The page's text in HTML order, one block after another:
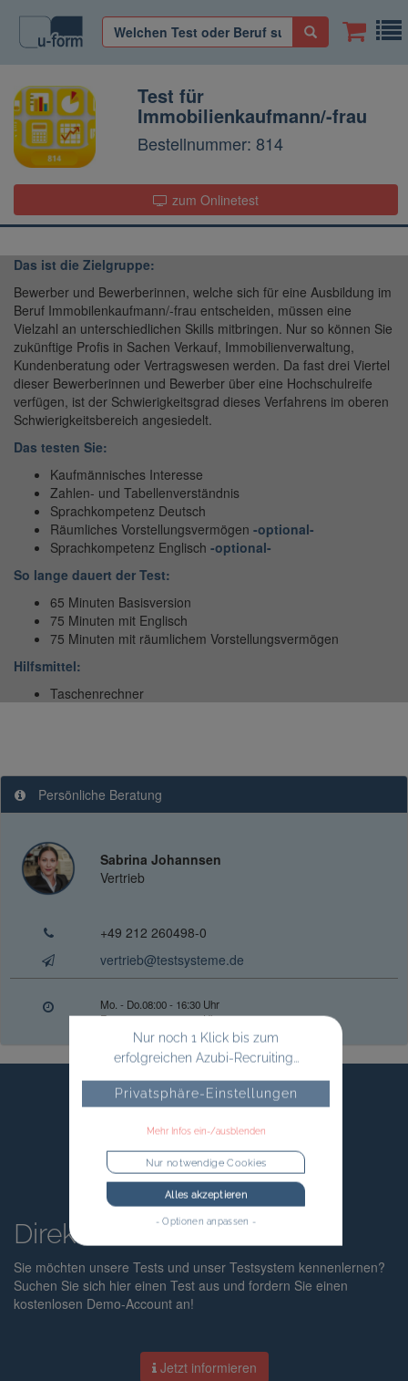
Test für
Immobilienkaufmann/-frau
Bestellnummer: 814
zum Onlinetest
Das ist die Zielgruppe:
Bewerber und Bewerberinnen, welche sich für eine Ausbildung im
Beruf Immobilenkaufmann/-frau entscheiden, müssen eine
Vielzahl an unterschiedlichen Skills mitbringen. Nur so können Sie
zukünftige Profis in Sachen Verkauf, Immobilienverwaltung,
Kundenberatung oder Vertragswesen werden. Da fast drei Viertel
dieser Bewerberinnen und Bewerber über eine Hochschulreife
verfügen, ist der Schwierigkeitsgrad dieses Verfahrens im oberen
Schwierigkeitsbereich angesiedelt.
Das testen Sie:
Kaufmännisches Interesse
Zahlen- und Tabellenverständnis
Sprachkompetenz Deutsch
Räumliches Vorstellungsvermögen -optional-
Sprachkompetenz Englisch -optional-
So lange dauert der Test:
65 Minuten Basisversion
75 Minuten mit Englisch
75 Minuten mit räumlichem Vorstellungsvermögen
Hilfsmittel:
Taschenrechner
Persönliche Beratung
Sabrina Johannsen
Vertrieb
+49 212 260498-0
vertrieb@testsysteme.de
Mo. - Do.08:00 - 16:30 Uhr
Fr.
08:00 - 14:00 Uhr
Direkt das Testen testen?
Sie möchten unsere Tests und unser Testsystem kennenlernen?
Suchen Sie sich hier einen Test aus und fordern Sie einen
kostenlosen Demo-Account an!
Jetzt informieren
Nur noch 1 Klick bis zum
erfolgreichen Azubi-Recruiting...
Privatsphäre-Einstellungen
Mehr Infos ein-/ausblenden
Nur notwendige Cookies
Alles akzeptieren
- Optionen anpassen -